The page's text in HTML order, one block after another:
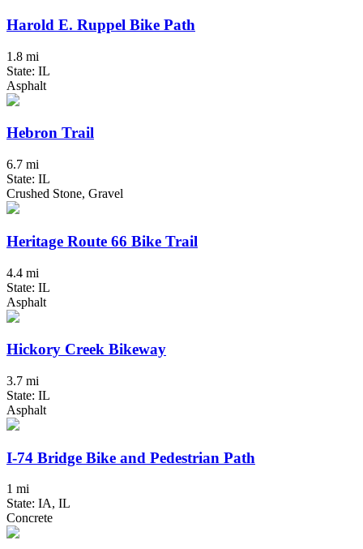
Harold E. Ruppel Bike Path
1.8 mi
State: IL
Asphalt
Hebron Trail
6.7 mi
State: IL
Crushed Stone, Gravel
Heritage Route 66 Bike Trail
4.4 mi
State: IL
Asphalt
Hickory Creek Bikeway
3.7 mi
State: IL
Asphalt
I-74 Bridge Bike and Pedestrian Path
1 mi
State: IA, IL
Concrete